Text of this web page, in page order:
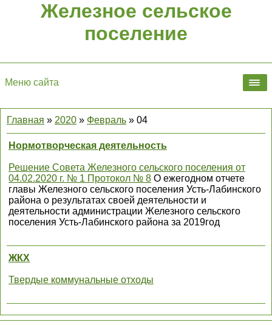
Железное сельское
поселение
Меню сайта
Главная » 2020 » Февраль » 04
Нормотворческая деятельность
Решение Совета Железного сельского поселения от
04.02.2020 г. № 1 Протокол № 8 О ежегодном отчете
главы Железного сельского поселения Усть-Лабинского
района о результатах своей деятельности и
деятельности администрации Железного сельского
поселения Усть-Лабинского района за 2019год
ЖКХ
Твердые коммунальные отходы